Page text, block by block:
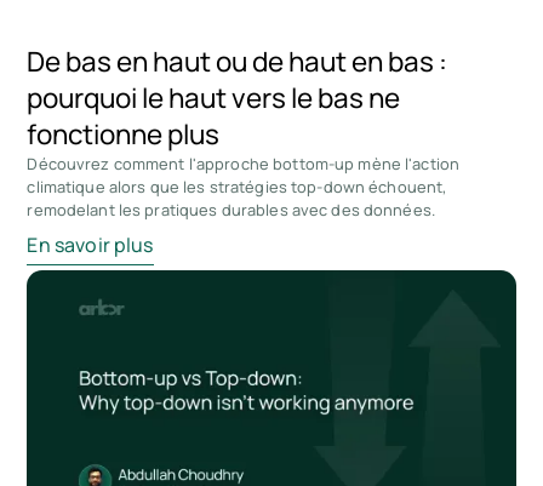
De bas en haut ou de haut en bas :
pourquoi le haut vers le bas ne
fonctionne plus
Découvrez comment l'approche bottom-up mène l'action
climatique alors que les stratégies top-down échouent,
remodelant les pratiques durables avec des données.
En savoir plus